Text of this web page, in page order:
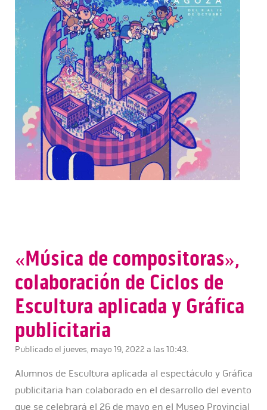
«Música de compositoras»,
colaboración de Ciclos de
Escultura aplicada y Gráfica
publicitaria
Publicado el jueves, mayo 19, 2022 a las 10:43.
Alumnos de Escultura aplicada al espectáculo y Gráfica
publicitaria han colaborado en el desarrollo del evento
que se celebrará el 26 de mayo en el Museo Provincial